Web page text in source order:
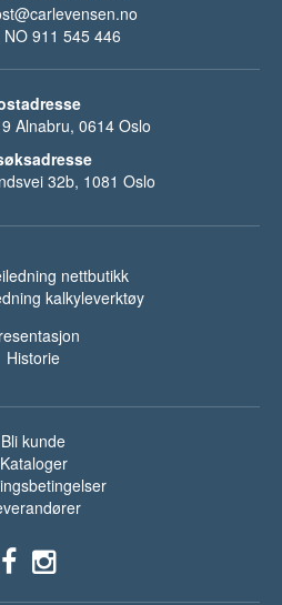
911 545 446
Alnabru, 0614 Oslo
32b, 1081 Oslo
nettbutikk
kalkyleverktøy
Historie
Bli kunde
Kataloger